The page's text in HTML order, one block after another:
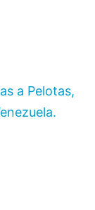
a Pelotas,